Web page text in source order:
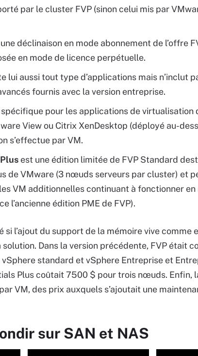
par le cluster FVP (sinon celui mis par
déclinaison en mode abonnement de l’offre
en mode de licence perpétuelle.
lui aussi tout type d’applications mais n’inclut
fournis avec la version entreprise.
pour les applications de virtualisation
View ou Citrix XenDesktop (déployé au-
s’effectue par VM.
est une édition limitée de FVP Standard
de VMware (3 nœuds serveurs par cluster) et
VM additionnelles continuant à fonctionner
l’ancienne édition PME de FVP).
si l’ajout du support de la mémoire vive comme
Dans la version précédente, FVP était
standard et vSphere Entreprise et
Plus coûtait 7500 $ pour trois nœuds. Enfin,
VM, des prix auxquels s’ajoutait une
sur SAN et NAS